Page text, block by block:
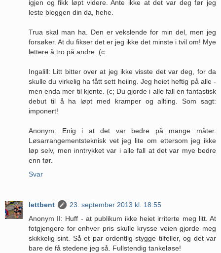
igjen og fikk løpt videre. Ante ikke at det var deg før jeg
leste bloggen din da, hehe.
Trua skal man ha. Den er vekslende for min del, men jeg
forsøker. At du fikser det er jeg ikke det minste i tvil om! Mye
lettere å tro på andre. (c:
Ingalill: Litt bitter over at jeg ikke visste det var deg, for da
skulle du virkelig ha fått sett heiing. Jeg heiet heftig på alle -
men enda mer til kjente. (c; Du gjorde i alle fall en fantastisk
debut til å ha løpt med kramper og allting. Som sagt:
imponert!
Anonym: Enig i at det var bedre på mange måter.
Løsarrangementsteknisk vet jeg lite om ettersom jeg ikke
løp selv, men inntrykket var i alle fall at det var mye bedre
enn før.
Svar
lettbent
23. september 2013 kl. 18:55
Anonym II: Huff - at publikum ikke heiet irriterte meg litt. At
fotgjengere for enhver pris skulle krysse veien gjorde meg
skikkelig sint. Så et par ordentlig stygge tilfeller, og det var
bare de få stedene jeg så. Fullstendig tankeløse!